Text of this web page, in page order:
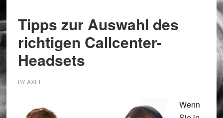
Tipps zur Auswahl des
richtigen Callcenter-
Headsets
BYAXEL
Wenn